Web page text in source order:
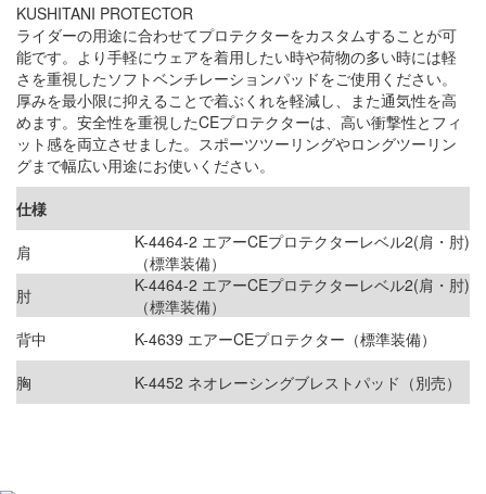
KUSHITANI PROTECTOR
ライダーの用途に合わせてプロテクターをカスタムすることが可
能です。より手軽にウェアを着用したい時や荷物の多い時には軽
さを重視したソフトベンチレーションパッドをご使用ください。
厚みを最小限に抑えることで着ぶくれを軽減し、また通気性を高
めます。安全性を重視したCEプロテクターは、高い衝撃性とフィ
ット感を両立させました。スポーツツーリングやロングツーリン
グまで幅広い用途にお使いください。
仕様
肩
K-4464-2 エアーCEプロテクターレベル2(肩・肘)
（標準装備）
肘
K-4464-2 エアーCEプロテクターレベル2(肩・肘)
（標準装備）
背中
K-4639 エアーCEプロテクター（標準装備）
胸
K-4452 ネオレーシングブレストパッド（別売）